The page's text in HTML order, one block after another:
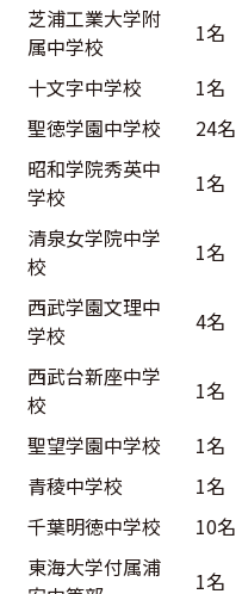
芝浦工業大学附
属中学校
1名
十文字中学校
1名
聖徳学園中学校
24名
昭和学院秀英中
学校
1名
清泉女学院中学
校
1名
西武学園文理中
学校
4名
西武台新座中学
校
1名
聖望学園中学校
1名
青稜中学校
1名
千葉明徳中学校
10名
東海大学付属浦
1名